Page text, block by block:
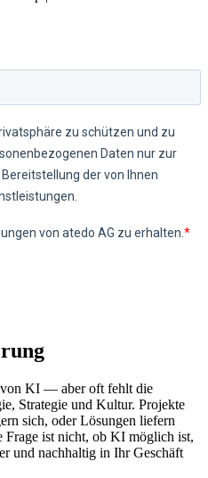
von KI — aber oft fehlt die
Strategie und Kultur. Projekte
sich, oder Lösungen liefern
Frage ist nicht, ob KI möglich ist,
und nachhaltig in Ihr Geschäft